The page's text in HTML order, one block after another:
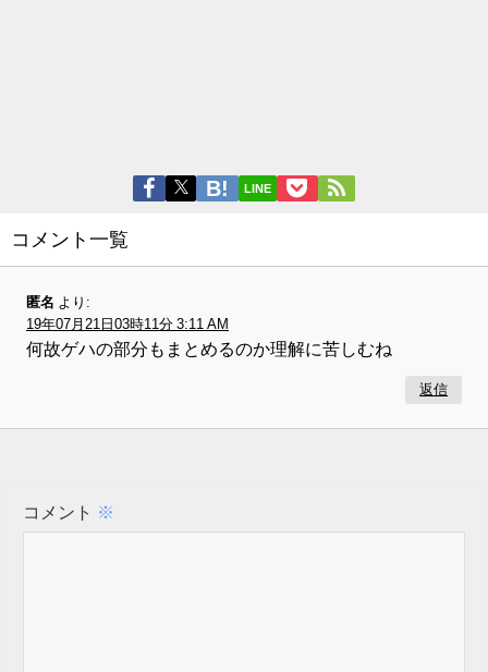
LINE
コメント一覧
匿名 より:
19年07月21日03時11分 3:11 AM
何故ゲハの部分もまとめるのか理解に苦しむね
返信
コメント ※